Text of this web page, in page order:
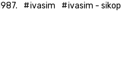
ivasim ivasim - sikop